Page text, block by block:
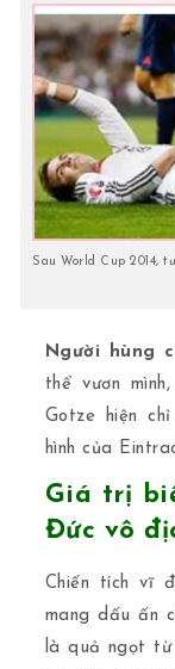
Sau World Cup 2014,
Người hùng
thể vươn
Gotze hiện
hình của
Giá trị
Đức vô
Chiến tích vĩ
mang dấu ấn
là quả ngọt